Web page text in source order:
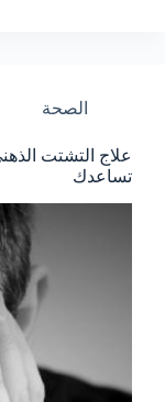
الصحة
علاج التشتت
تساعدك